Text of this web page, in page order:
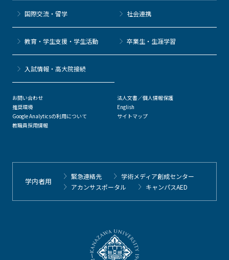
国際交流・留学 社会連携
教育・学生支援・学生活動 卒業生・生涯学習
⼊試情報・高大院接続
お問い合わせ
推奨環境
Google Analyticsの利用について
教職員採用情報
法人文書／個人情報保護
English
サイトマップ
学内者用
緊急連絡先
学術メディア創成センター
アカンサスポータル
キャンパスAED